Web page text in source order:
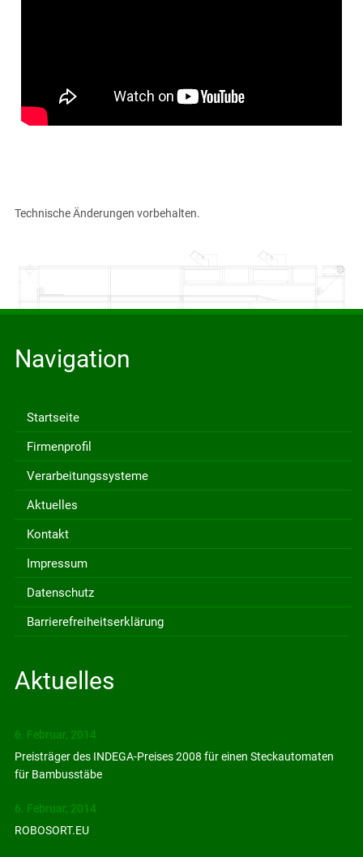
Technische Änderungen vorbehalten.
Navigation
Startseite
Firmenprofil
Verarbeitungssysteme
Aktuelles
Kontakt
Impressum
Datenschutz
Barrierefreiheitserklärung
Aktuelles
6. Februar, 2014
Preisträger des INDEGA-Preises 2008 für einen Steckautomaten
für Bambusstäbe
6. Februar, 2014
ROBOSORT.EU